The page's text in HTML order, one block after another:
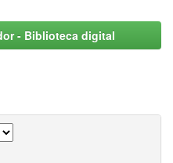
- Biblioteca digital